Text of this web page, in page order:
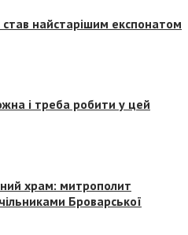
став найстарішим експонатом
і треба робити у цей
храм: митрополит
Броварської